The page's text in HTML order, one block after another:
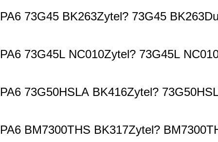
PA6 73G45 BK263Zytel? 73G45
PA6 73G45L NC010Zytel? 73G45L
PA6 73G50HSLA BK416Zytel?
PA6 BM7300THS BK317Zytel?